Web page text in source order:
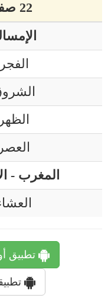
22 صفر 1448 هجري
الفجر
الظهر
العصر
المغرب -
تطبيق